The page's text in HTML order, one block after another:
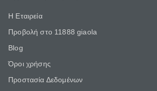
Η Εταιρεία
Προβολή στο 11888 giaola
Blog
Όροι χρήσης
Προστασία Δεδομένων